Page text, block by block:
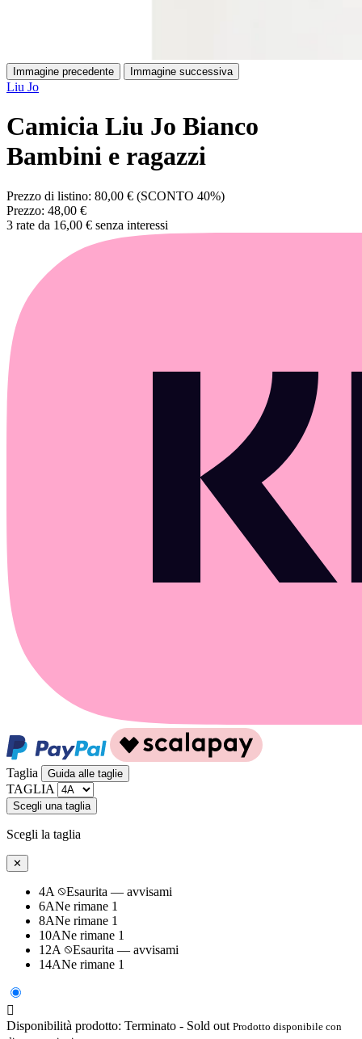
Immagine precedente Immagine successiva
Liu Jo
Camicia Liu Jo Bianco
Bambini e ragazzi
Prezzo di listino: 80,00 € (SCONTO 40%)
Prezzo: 48,00 €
3 rate da 16,00 € senza interessi
Taglia Guida alle taglie
TAGLIA
Scegli una taglia
Scegli la taglia
✕
4A
Esaurita — avvisami
6ANe rimane 1
8ANe rimane 1
10ANe rimane 1
12A
Esaurita — avvisami
14ANe rimane 1

Disponibilità prodotto: Terminato - Sold out Prodotto disponibile con